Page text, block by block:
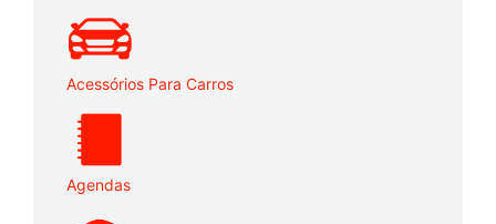
Acessórios Para Carros
Agendas